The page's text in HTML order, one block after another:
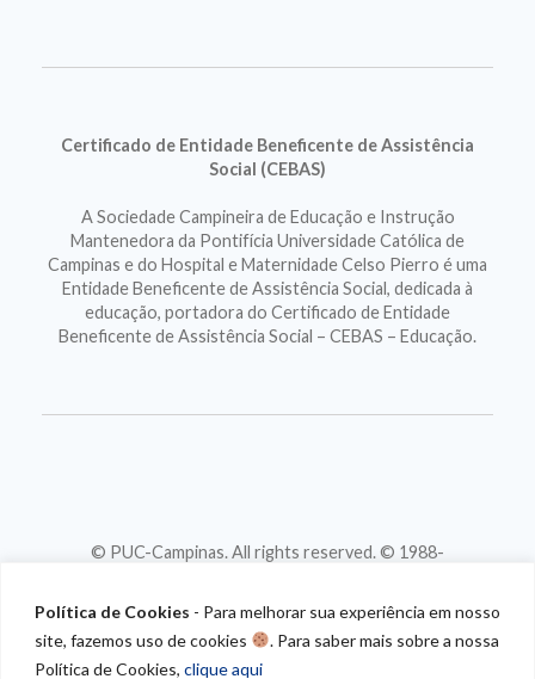
Política de Cookies - Para melhorar sua experiência em nosso
site, fazemos uso de cookies
. Para saber mais sobre a nossa
Política de Cookies, clique aqui
Certificado de Entidade Beneficente de Assistência
Social (CEBAS)
A Sociedade Campineira de Educação e Instrução
Mantenedora da Pontifícia Universidade Católica de
Campinas e do Hospital e Maternidade Celso Pierro é uma
Entidade Beneficente de Assistência Social, dedicada à
educação, portadora do Certificado de Entidade
Beneficente de Assistência Social – CEBAS – Educação.
© PUC-Campinas. All rights reserved. © 1988-